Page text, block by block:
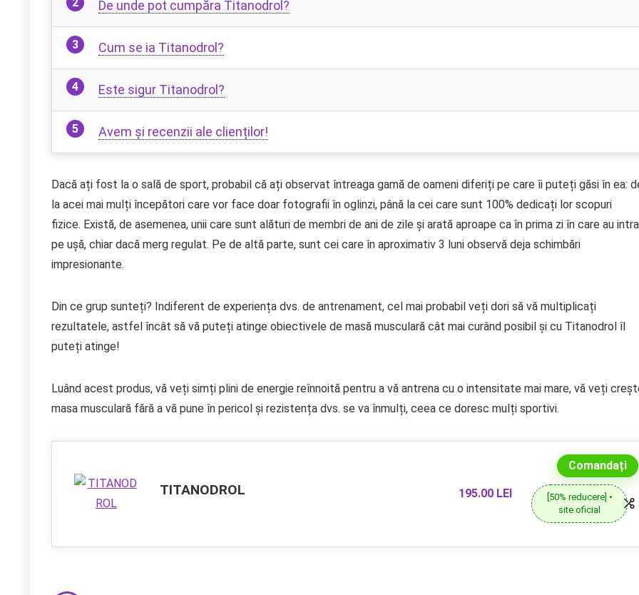
De unde pot cumpăra Titanodrol?
Cum se ia Titanodrol?
Este sigur Titanodrol?
Avem și recenzii ale clienților!
Dacă ați fost la o sală de sport, probabil că ați observat întreaga gamă de oameni diferiți pe care îi puteți găsi în ea:
la acei mai mulți începători care vor face doar fotografii în oglinzi, până la cei care sunt 100% dedicați lor scopuri
fizice. Există, de asemenea, unii care sunt alături de membri de ani de zile și arată aproape ca în prima zi în care au
pe ușă, chiar dacă merg regulat. Pe de altă parte, sunt cei care în aproximativ 3 luni observă deja schimbări
impresionante.
Din ce grup sunteți? Indiferent de experiența dvs. de antrenament, cel mai probabil veți dori să vă multiplicați
rezultatele, astfel încât să vă puteți atinge obiectivele de masă musculară cât mai curând posibil și cu Titanodrol îl
puteți atinge!
Luând acest produs, vă veți simți plini de energie reînnoită pentru a vă antrena cu o intensitate mai mare, vă veți
masa musculară fără a vă pune în pericol și rezistența dvs. se va înmulți, ceea ce doresc mulți sportivi.
TITANODROL 195.00 LEI
Comandați
[50% reducere] •
site oficial